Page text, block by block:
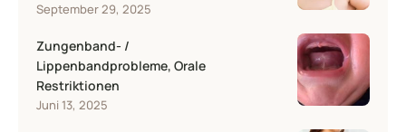
September 29, 2025
Zungenband- /
Lippenbandprobleme, Orale
Restriktionen
Juni 13, 2025